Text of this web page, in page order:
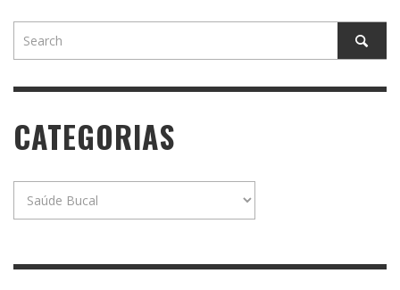
CATEGORIAS